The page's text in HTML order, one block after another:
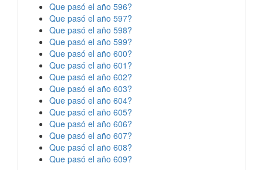
Que pasó el año 596?
Que pasó el año 597?
Que pasó el año 598?
Que pasó el año 599?
Que pasó el año 600?
Que pasó el año 601?
Que pasó el año 602?
Que pasó el año 603?
Que pasó el año 604?
Que pasó el año 605?
Que pasó el año 606?
Que pasó el año 607?
Que pasó el año 608?
Que pasó el año 609?